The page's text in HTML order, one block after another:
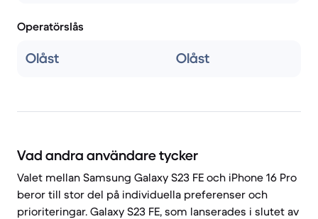
Operatörslås
Olåst Olåst
Vad andra användare tycker
Valet mellan Samsung Galaxy S23 FE och iPhone 16 Pro
beror till stor del på individuella preferenser och
prioriteringar. Galaxy S23 FE, som lanserades i slutet av